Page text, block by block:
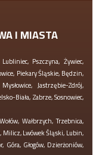
I MIASTA
Lubliniec, Pszczyna, Żywiec,
Piekary Śląskie, Będzin,
Mysłowice, Jastrzębie-Zdrój,
Biała, Zabrze,Sosnowiec,
Wołów, Wałbrzych, Trzebnica,
Milicz,Lwówek Śląski, Lubin,
Góra, Głogów, Dzierżoniów,